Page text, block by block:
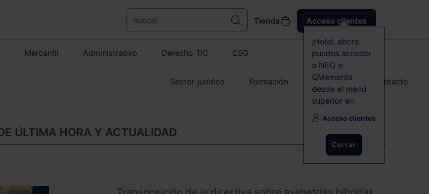
Tienda Acceso clientes
¡Hola!, ahora
puedes acceder
a NEO o
QMemento
desde el menú
superior en
Acceso clientes
Cerrar
Mercantil Administrativo Derecho TIC ESG
Sector jurídico Formación Agenda Contacto
ÚLTIMA HORA Y ACTUALIDAD